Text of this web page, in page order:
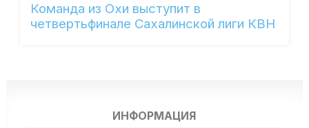
Команда из Охи выступит в
четвертьфинале Сахалинской лиги КВН
ИНФОРМАЦИЯ